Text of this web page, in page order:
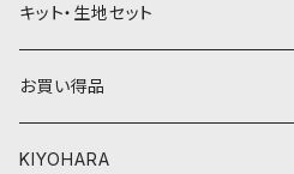
ベージュ・ブラウン系
黄色・クリーム系
ベージュ・ブラウン系
キット・生地セット
お買い得品
KIYOHARA